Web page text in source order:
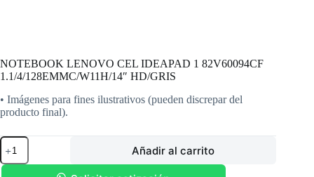
NOTEBOOK LENOVO CEL IDEAPAD 1 82V60094CF
1.1/4/128EMMC/W11H/14″ HD/GRIS
• Imágenes para fines ilustrativos (pueden discrepar del
producto final).
NOTEBOOK
LENOVO
CEL
Añadir al carrito